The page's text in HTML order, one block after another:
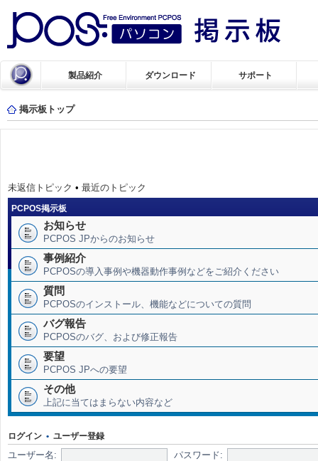
製品紹介 ダウンロード サポート
掲示板トップ
未返信トピック • 最近のトピック
PCPOS掲示板
お知らせ
PCPOS JPからのお知らせ
事例紹介
PCPOSの導入事例や機器動作事例などをご紹介ください
質問
PCPOSのインストール、機能などについての質問
バグ報告
PCPOSのバグ、および修正報告
要望
PCPOS JPへの要望
その他
上記に当てはまらない内容など
ログイン • ユーザー登録
ユーザー名: パスワード: